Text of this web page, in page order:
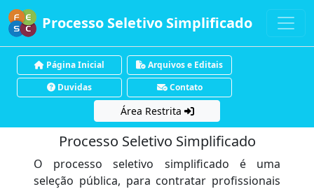
Processo Seletivo Simplificado
Página Inicial
Arquivos e Editais
Duvidas
Contato
Área Restrita
Processo Seletivo Simplificado
O processo seletivo simplificado é uma
seleção pública, para contratar profissionais